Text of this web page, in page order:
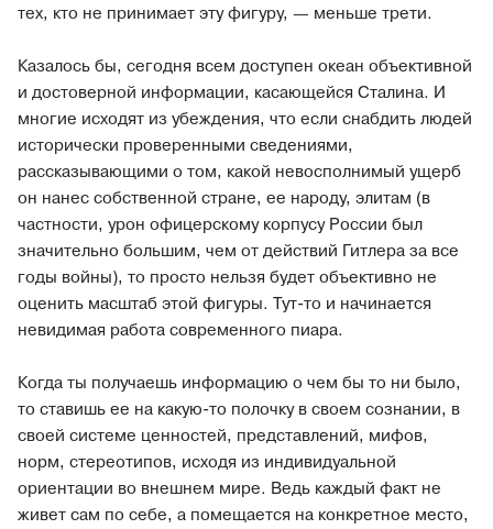
тех, кто не принимает эту фигуру, — меньше трети.
Казалось бы, сегодня всем доступен океан объективной
и достоверной информации, касающейся Сталина. И
многие исходят из убеждения, что если снабдить людей
исторически проверенными сведениями,
рассказывающими о том, какой невосполнимый ущерб
он нанес собственной стране, ее народу, элитам (в
частности, урон офицерскому корпусу России был
значительно большим, чем от действий Гитлера за все
годы войны), то просто нельзя будет объективно не
оценить масштаб этой фигуры. Тут-то и начинается
невидимая работа современного пиара.
Когда ты получаешь информацию о чем бы то ни было,
то ставишь ее на какую-то полочку в своем сознании, в
своей системе ценностей, представлений, мифов,
норм, стереотипов, исходя из индивидуальной
ориентации во внешнем мире. Ведь каждый факт не
живет сам по себе, а помещается на конкретное место,